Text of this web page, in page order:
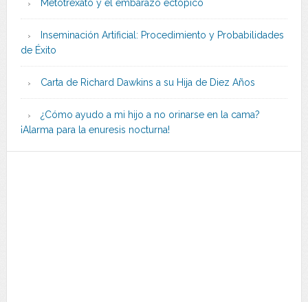
Metotrexato y el embarazo ectópico
Inseminación Artificial: Procedimiento y Probabilidades
de Éxito
Carta de Richard Dawkins a su Hija de Diez Años
¿Cómo ayudo a mi hijo a no orinarse en la cama?
¡Alarma para la enuresis nocturna!